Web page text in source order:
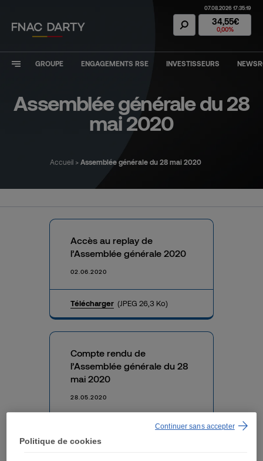
Action Fnac
07.08.2026 17:35:19
34,55€
0,00%
GROUPE ENGAGEMENTS RSE INVESTISSEURS
Assemblée générale du 28
mai 2020
Accueil > Assemblée générale du 28 mai 2020
Accès au replay de
l’Assemblée générale 2020
02.06.2020
Télécharger (JPEG 26,3 Ko)
Compte rendu de
l’Assemblée générale du 28
mai 2020
28.05.2020
(PDF 440,0 Ko)
Politique de cookies
Continuer sans accepter